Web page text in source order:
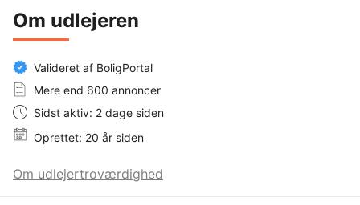
Om udlejeren
Valideret af BoligPortal
Mere end 600 annoncer
Sidst aktiv: 2 dage siden
Oprettet: 20 år siden
Om udlejertroværdighed